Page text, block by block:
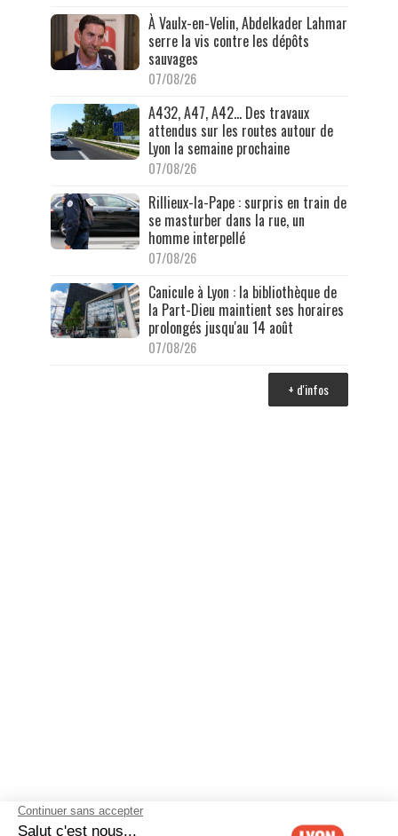
À Vaulx-en-Velin, Abdelkader Lahmar
serre la vis contre les dépôts
sauvages
07/08/26
A432, A47, A42… Des travaux
attendus sur les routes autour de
Lyon la semaine prochaine
07/08/26
Rillieux-la-Pape : surpris en train de
se masturber dans la rue, un
homme interpellé
07/08/26
Canicule à Lyon : la bibliothèque de
la Part-Dieu maintient ses horaires
prolongés jusqu'au 14 août
07/08/26
+ d'infos